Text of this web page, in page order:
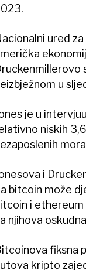
ured
u
je u
niskih
i
bitcoin može
i
njihova
fiksna
kripto